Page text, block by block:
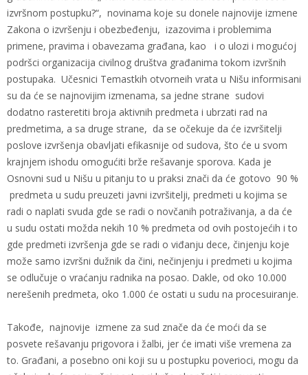
izvršnom postupku?“, novinama koje su donele najnovije izmene
Zakona o izvršenju i obezbeđenju, izazovima i problemima
primene, pravima i obavezama građana, kao i o ulozi i mogućoj
podršci organizacija civilnog društva građanima tokom izvršnih
postupaka. Učesnici Temastkih otvorneih vrata u Nišu informisani
su da će se najnovijim izmenama, sa jedne strane sudovi
dodatno rasteretiti broja aktivnih predmeta i ubrzati rad na
predmetima, a sa druge strane, da se očekuje da će izvršitelji
poslove izvršenja obavljati efikasnije od sudova, što će u svom
krajnjem ishodu omogućiti brže rešavanje sporova. Kada je
Osnovni sud u Nišu u pitanju to u praksi znači da će gotovo 90 %
predmeta u sudu preuzeti javni izvršitelji, predmeti u kojima se
radi o naplati svuda gde se radi o novčanih potraživanja, a da će
u sudu ostati možda nekih 10 % predmeta od ovih postojećih i to
gde predmeti izvršenja gde se radi o viđanju dece, činjenju koje
može samo izvršni dužnik da čini, nečinjenju i predmeti u kojima
se odlučuje o vraćanju radnika na posao. Dakle, od oko 10.000
nerešenih predmeta, oko 1.000 će ostati u sudu na procesuiranje.
Takođe, najnovije izmene za sud znače da će moći da se
posvete rešavanju prigovora i žalbi, jer će imati više vremena za
to. Građani, a posebno oni koji su u postupku poverioci, mogu da